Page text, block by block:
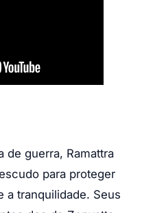
de guerra, Ramattra
para proteger
a tranquilidade. Seus